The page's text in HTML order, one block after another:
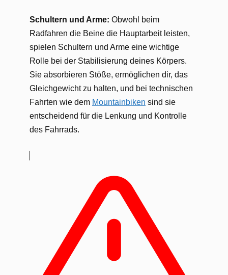
Schultern und Arme: Obwohl beim
Radfahren die Beine die Hauptarbeit leisten,
spielen Schultern und Arme eine wichtige
Rolle bei der Stabilisierung deines Körpers.
Sie absorbieren Stöße, ermöglichen dir, das
Gleichgewicht zu halten, und bei technischen
Fahrten wie dem Mountainbiken sind sie
entscheidend für die Lenkung und Kontrolle
des Fahrrads.